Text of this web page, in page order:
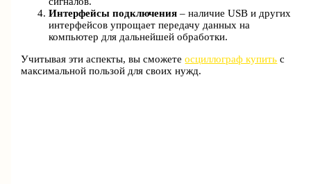
Интерфейсы подключения – наличие USB и других
интерфейсов упрощает передачу данных на
компьютер для дальнейшей обработки.
Учитывая эти аспекты, вы сможетеосциллограф купить с
максимальной пользой для своих нужд.